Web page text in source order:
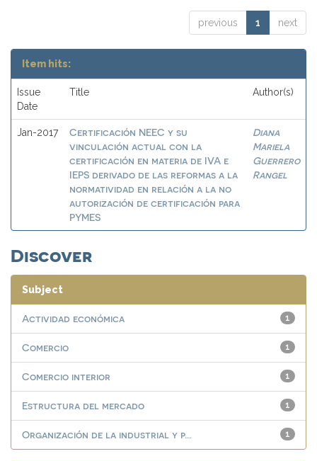
previous 1 next
Item hits:
Issue
Date
Title Author(s)
Jan-2017
Certificación NEEC y su
vinculación actual con la
certificación en materia de IVA e
IEPS derivado de las reformas a la
normatividad en relación a la no
autorización de certificación para
PYMES
Diana
Mariela
Guerrero
Rangel
Discover
Subject
1
Actividad económica
1
Comercio
1
Comercio interior
1
Estructura del mercado
1
Organización de la industrial y p...